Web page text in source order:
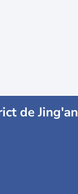
de Jing'an